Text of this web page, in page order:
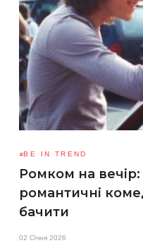
BE IN TREND
Ромком на
романтичні
бачити
02 Січня 2026